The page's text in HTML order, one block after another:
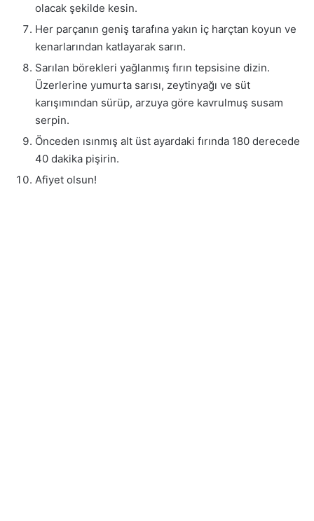
olacak şekilde kesin.
Her parçanın geniş tarafına yakın iç harçtan koyun ve
kenarlarından katlayarak sarın.
Sarılan börekleri yağlanmış fırın tepsisine dizin.
Üzerlerine yumurta sarısı, zeytinyağı ve süt
karışımından sürüp, arzuya göre kavrulmuş susam
serpin.
Önceden ısınmış alt üst ayardaki fırında 180 derecede
40 dakika pişirin.
Afiyet olsun!